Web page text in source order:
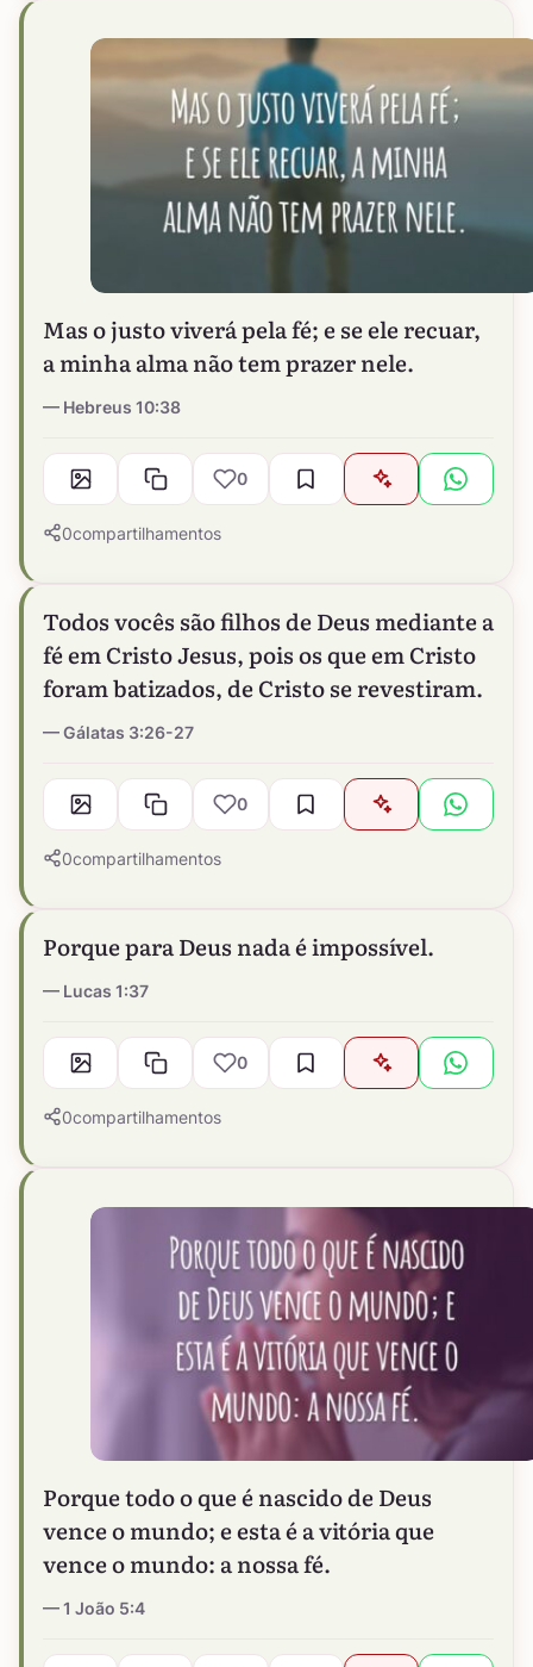
Mas o justo viverá pela fé; e se ele recuar,
a minha alma não tem prazer nele.
Hebreus 10:38
0
0compartilhamentos
Todos vocês são filhos de Deus mediante a
fé em Cristo Jesus, pois os que em Cristo
foram batizados, de Cristo se revestiram.
Gálatas 3:26-27
0
0compartilhamentos
Porque para Deus nada é impossível.
Lucas 1:37
0
0compartilhamentos
Porque todo o que é nascido de Deus
vence o mundo; e esta é a vitória que
vence o mundo: a nossa fé.
1 João 5:4